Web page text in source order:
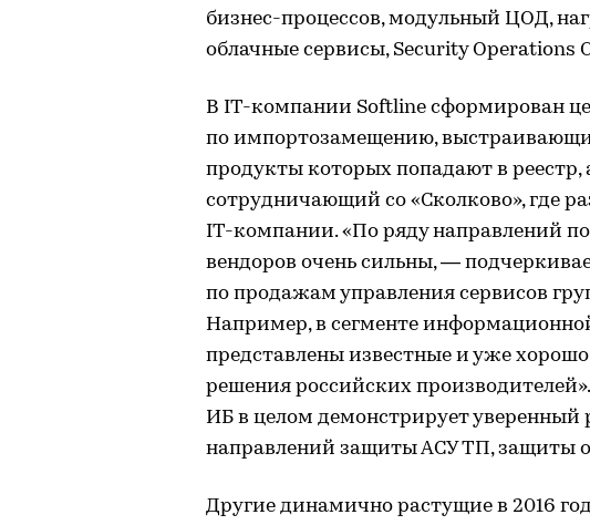
бизнес-процессов, модульный ЦОД,
облачные сервисы, Security Operations
В IT-компании Softline сформирован
по импортозамещению,
продукты которых попадают в реестр,
сотрудничающий со «Сколково», где
IT-компании. «По ряду направлений
вендоров очень сильны, —
по продажам управления сервисов
Например, в сегменте
представлены известные и уже
решения российских
ИБ в целом демонстрирует уверенный
направлений защиты АСУ ТП, защиты
Другие динамично растущие в 2016